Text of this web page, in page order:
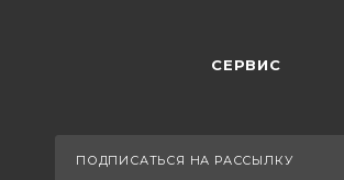
СЕРВИС
ПОДПИСАТЬСЯ НА РАССЫЛКУ